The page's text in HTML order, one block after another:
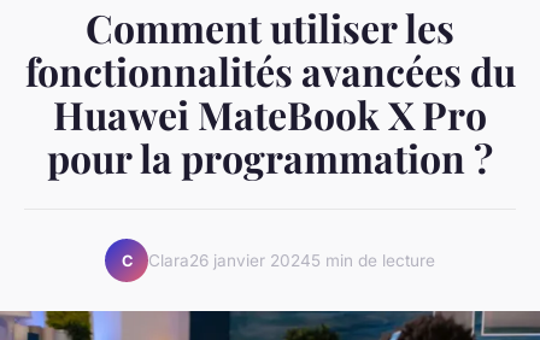
Comment utiliser les
fonctionnalités avancées du
Huawei MateBook X Pro
pour la programmation ?
C Clara26 janvier 20245 min de lecture